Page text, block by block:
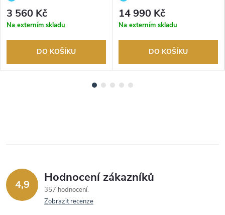
Autorizovaný prodejce.
3 560 Kč
Na externím skladu
DO KOŠÍKU
Autorizovaný prodejce.
14 990 Kč
Na externím skladu
DO KOŠÍKU
4,9 Hodnocení zákazníků
357 hodnocení
Zobrazit recenze